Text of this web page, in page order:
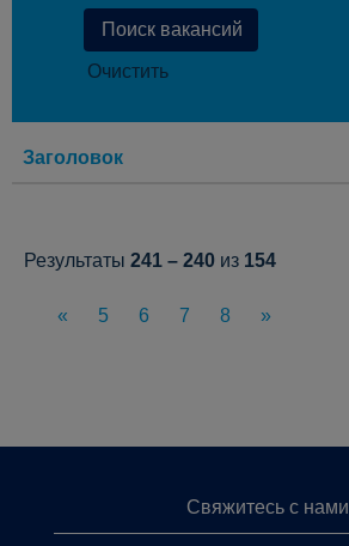
Очистить
Заголовок
Результаты 241 – 240 из 154
« 5 6 7 8 »
Свяжитесь с нами